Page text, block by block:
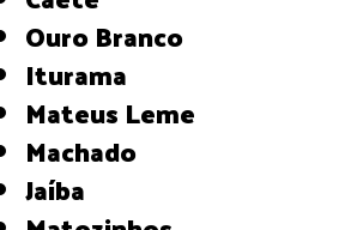
Ouro Branco
Iturama
Mateus Leme
Machado
Jaíba